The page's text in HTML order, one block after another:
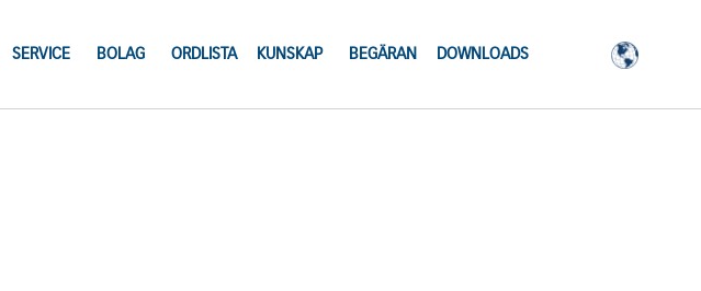
SERVICE BOLAG ORDLISTA KUNSKAP BEGÄRAN DOWNLOADS